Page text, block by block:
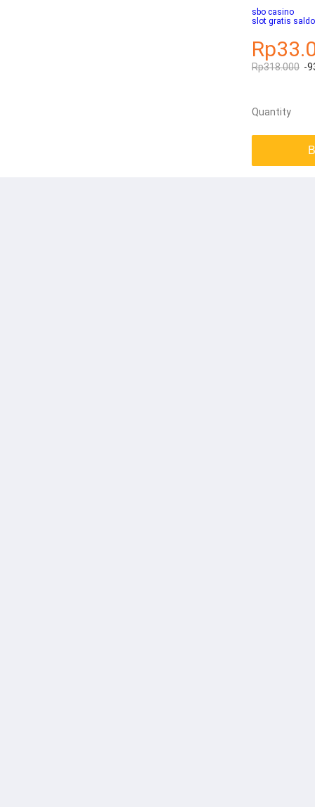
sbo casino
slot gratis
Rp318.000 -
Quantity